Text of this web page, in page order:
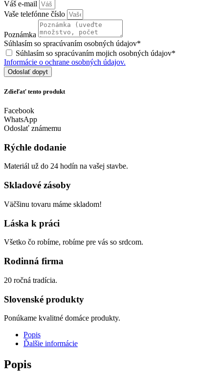
Váš e-mail
Vaše telefónne číslo
Poznámka
Súhlasím so spracúvaním osobných údajov*
Súhlasím so spracúvaním mojich osobných údajov*
Informácie o ochrane osobných údajov.
Odoslať dopyt
Zdieľať tento produkt
Facebook
WhatsApp
Odoslať známemu
Rýchle dodanie
Materiál už do 24 hodín na vašej stavbe.
Skladové zásoby
Väčšinu tovaru máme skladom!
Láska k práci
Všetko čo robíme, robíme pre vás so srdcom.
Rodinná firma
20 ročná tradícia.
Slovenské produkty
Ponúkame kvalitné domáce produkty.
Popis
Ďalšie informácie
Popis